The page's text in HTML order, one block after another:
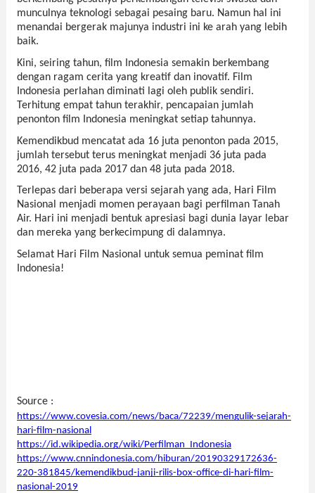
munculnya teknologi sebagai pesaing baru. Namun hal ini
menandai bergerak majunya industri ini ke arah yang lebih
baik.
Kini, seiring tahun, film Indonesia semakin berkembang
dengan ragam cerita yang kreatif dan inovatif. Film
Indonesia perlahan diminati lagi oleh publik sendiri.
Terhitung empat tahun terakhir, pencapaian jumlah
penonton film Indonesia meningkat setiap tahunnya.
Kemendikbud mencatat ada 16 juta penonton pada 2015,
jumlah tersebut terus meningkat menjadi 36 juta pada
2016, 42 juta pada 2017 dan 48 juta pada 2018.
Terlepas dari beberapa versi sejarah yang ada, Hari Film
Nasional menjadi momen perayaan bagi perfilman Tanah
Air. Hari ini menjadi bentuk apresiasi bagi dunia layar lebar
dan mereka yang berkecimpung di dalamnya.
Selamat Hari Film Nasional untuk semua peminat film
Indonesia!
Source :
https://www.covesia.com/news/baca/72239/mengulik-sejarah-
hari-film-nasional
https://id.wikipedia.org/wiki/Perfilman_Indonesia
https://www.cnnindonesia.com/hiburan/20190329172636-
220-381845/kemendikbud-janji-rilis-box-office-di-hari-film-
nasional-2019